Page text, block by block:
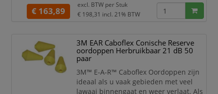
gestructureerde oppervlak biedt de
oordop een effectieve afdichting met
voorkomen, zelfs bij kaakbeweging. Het
zachte, energie absorberende schuim
biedt een lage gelijkmatige druk,
€ 163,89
excl. BTW per Stuk
€ 198,31 incl. 21% BTW
3M EAR Caboflex Conische Reserve
oordoppen Herbruikbaar 21 dB 50
paar
3M™ E-A-R™ Caboflex Oordoppen zijn
ideaal als u vaak gebieden met veel
lawaai binnengaat en weer verlaat. Als